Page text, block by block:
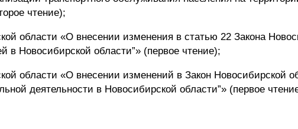
чтение);
области «О внесении изменения в статью 22 Закона
в Новосибирской области”» (первое чтение);
области «О внесении изменений в Закон Новосибирской
деятельности в Новосибирской области”» (первое